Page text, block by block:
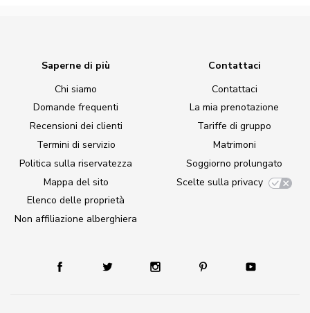
Saperne di più
Chi siamo
Domande frequenti
Recensioni dei clienti
Termini di servizio
Politica sulla riservatezza
Mappa del sito
Elenco delle proprietà
Non affiliazione alberghiera
Contattaci
Contattaci
La mia prenotazione
Tariffe di gruppo
Matrimoni
Soggiorno prolungato
Scelte sulla privacy